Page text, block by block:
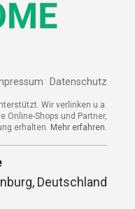
Datenschutz
Wir verlinken u.a.
Online-Shops und Partner,
erhalten. Mehr erfahren.
Deutschland